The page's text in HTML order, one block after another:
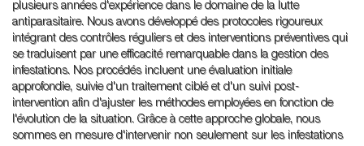
plusieurs années d'expérience dans le domaine de la lutte
antiparasitaire. Nous avons développé des protocoles rigoureux
intégrant des contrôles réguliers et des interventions préventives qui
se traduisent par une efficacité remarquable dans la gestion des
infestations. Nos procédés incluent une évaluation initiale
approfondie, suivie d'un traitement ciblé et d'un suivi post-
intervention afin d'ajuster les méthodes employées en fonction de
l'évolution de la situation. Grâce à cette approche globale, nous
sommes en mesure d'intervenir non seulement sur les infestations